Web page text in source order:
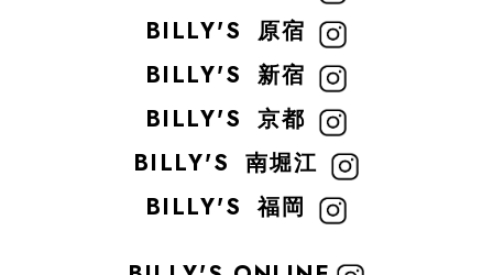
BILLY'S 原宿
BILLY'S 新宿
BILLY'S 京都
BILLY'S 南堀江
BILLY'S 福岡